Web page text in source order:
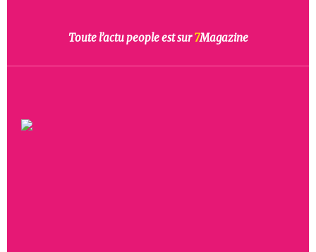
Toute l’actu people est sur7Magazine